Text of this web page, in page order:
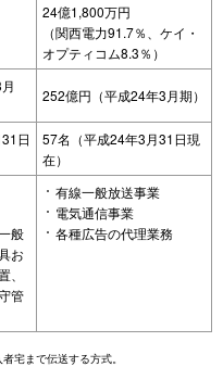
24億1,800万円
（関西電力91.7％、ケイ・
オプティコム8.3％）
252億円（平成24年3月期）
日
57名（平成24年3月31日現
在）
般
お
管
有線一般放送事業
電気通信事業
各種広告の代理業務
宅まで伝送する方式。